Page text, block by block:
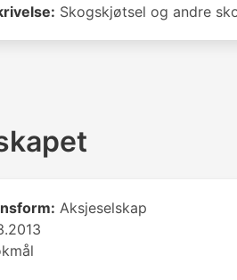
Skogskjøtsel og andre
Aksjeselskap